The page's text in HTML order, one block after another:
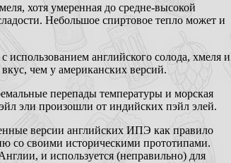
хотя умеренная до средне-высокой
Небольшое спиртовое тепло может и
английского солода, хмеля и
чем у американских версий.
перепады температуры и морская
эли произошли от индийских пэйл элей.
версии английских ИПЭ как правило
со своими историческими прототипами.
и используется (неправильно) для